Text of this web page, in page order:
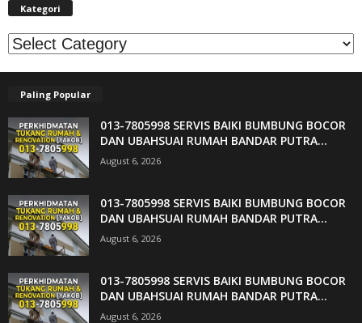
Kategori
Kategori
Paling Popular
013-7805998 SERVIS BAIKI BUMBUNG BOCOR
DAN UBAHSUAI RUMAH BANDAR PUTRA...
August 6, 2026
013-7805998 SERVIS BAIKI BUMBUNG BOCOR
DAN UBAHSUAI RUMAH BANDAR PUTRA...
August 6, 2026
013-7805998 SERVIS BAIKI BUMBUNG BOCOR
DAN UBAHSUAI RUMAH BANDAR PUTRA...
August 6, 2026